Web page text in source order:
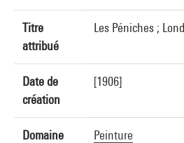
Titre
attribué
Les Péniches ;
Date de
création
[1906]
Domaine Peinture